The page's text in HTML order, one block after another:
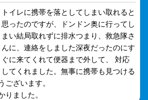
トイレに携帯を落としてしまい取れると
思ったのですが、ドンドン奥に行ってし
まい結局取れずに排水つまり、救急隊さ
んに、連絡をしました深夜だったのにす
ぐに来てくれて便器まで外して、 対応
してくれました。無事に携帯も見つける
ございます。
りました。